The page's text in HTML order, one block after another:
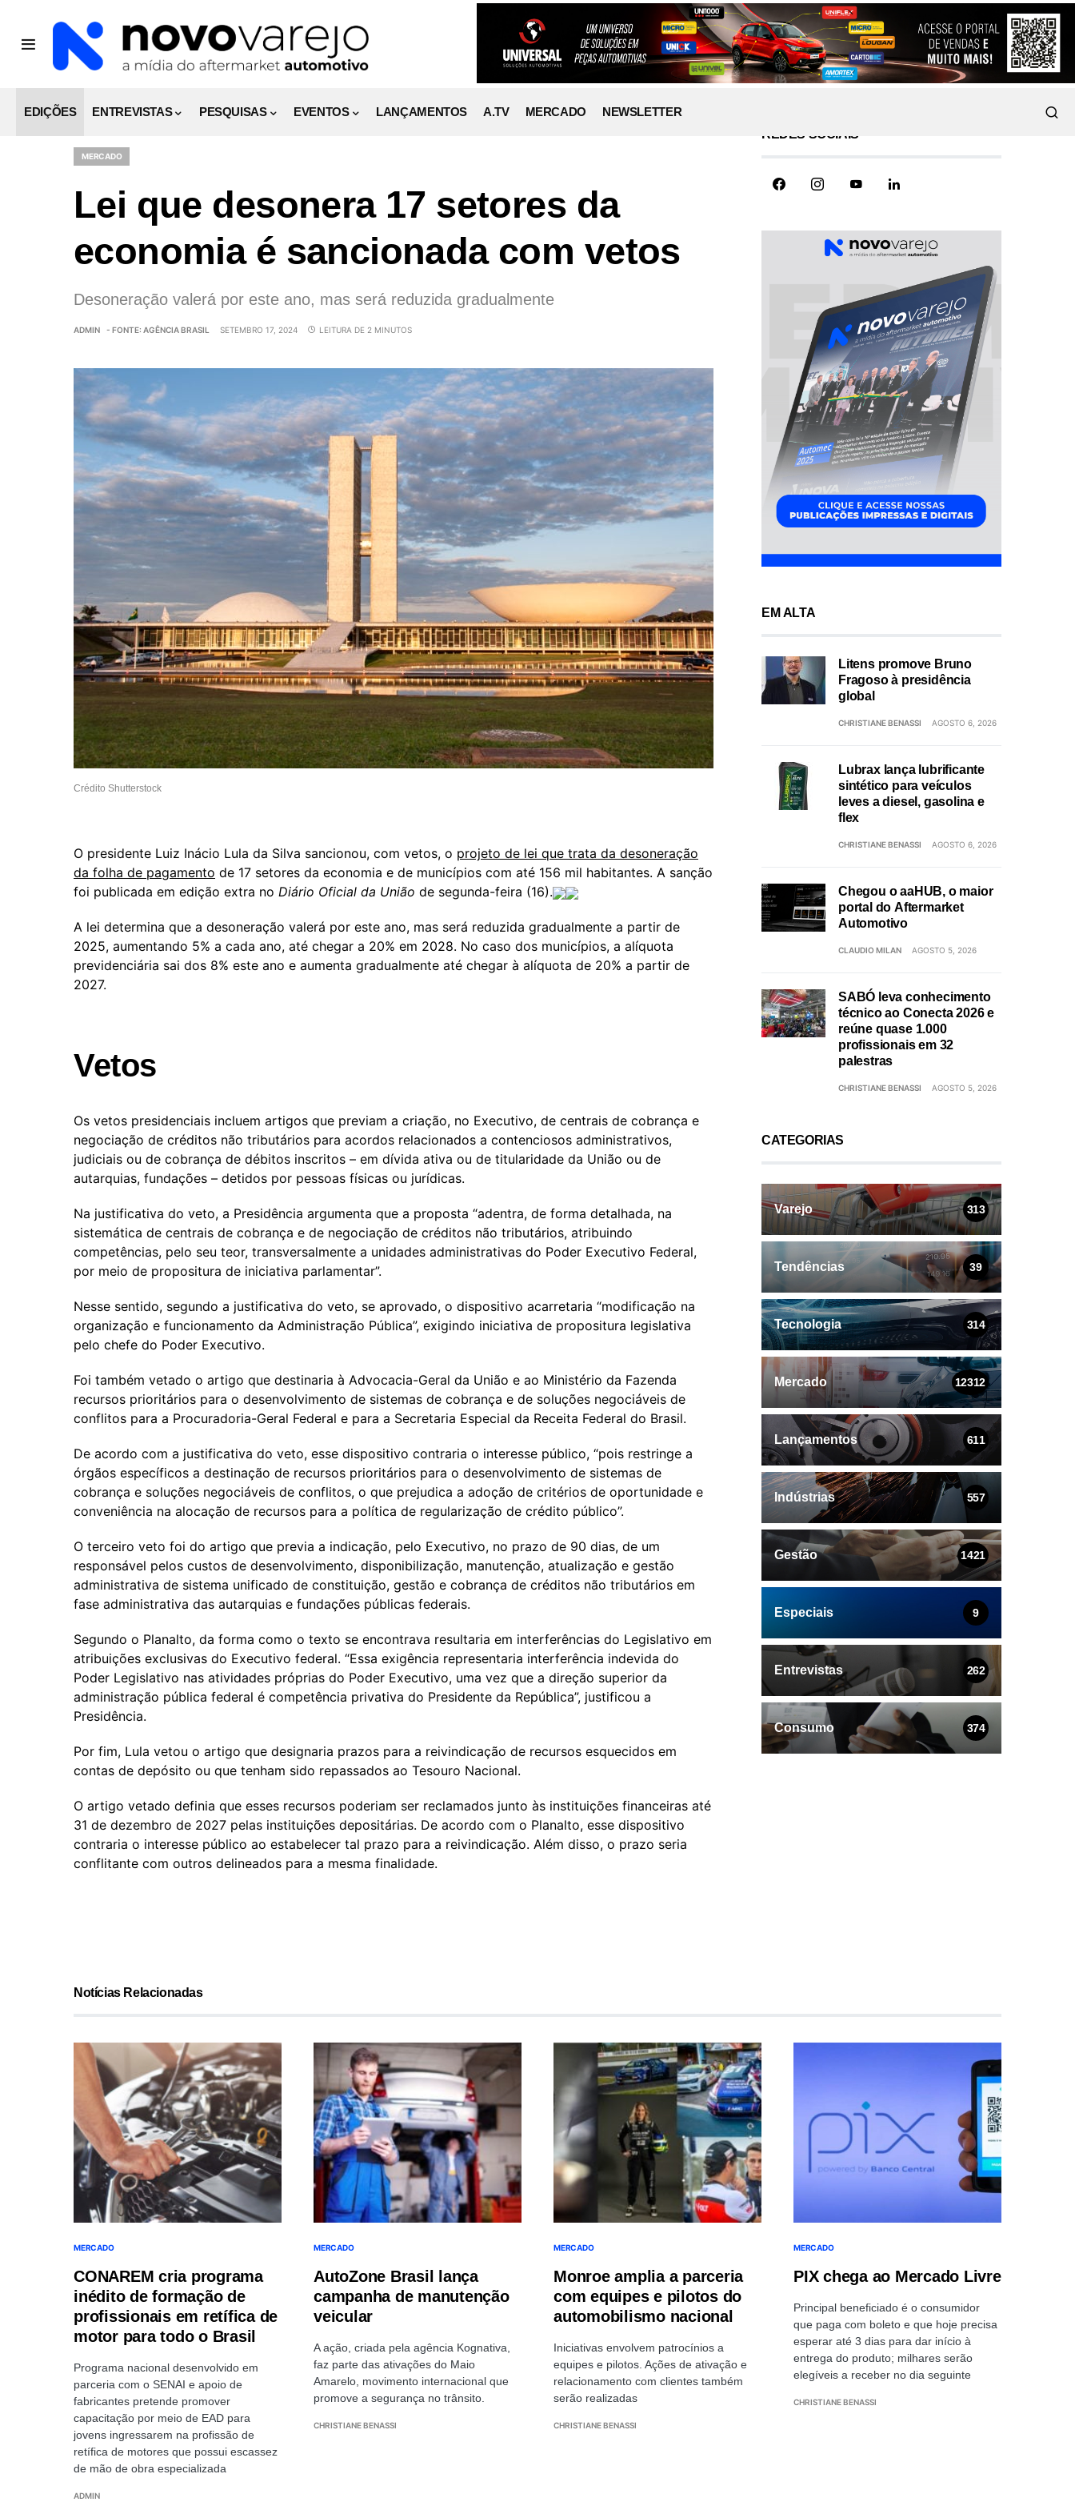
EDIÇÕES ENTREVISTAS PESQUISAS EVENTOS LANÇAMENTOS A.TV MERCADO NEWSLETTER
MERCADO
Lei que desonera 17 setores da
economia é sancionada com vetos
Desoneração valerá por este ano, mas será reduzida gradualmente
ADMIN - FONTE: AGÊNCIA BRASIL SETEMBRO 17, 2024 LEITURA DE 2 MINUTOS
Crédito Shutterstock
O presidente Luiz Inácio Lula da Silva sancionou, com vetos, o projeto de lei que trata da desoneração
da folha de pagamento de 17 setores da economia e de municípios com até 156 mil habitantes. A sanção
foi publicada em edição extra no Diário Oficial da União de segunda-feira (16).
A lei determina que a desoneração valerá por este ano, mas será reduzida gradualmente a partir de
2025, aumentando 5% a cada ano, até chegar a 20% em 2028. No caso dos municípios, a alíquota
previdenciária sai dos 8% este ano e aumenta gradualmente até chegar à alíquota de 20% a partir de
2027.
Vetos
Os vetos presidenciais incluem artigos que previam a criação, no Executivo, de centrais de cobrança e
negociação de créditos não tributários para acordos relacionados a contenciosos administrativos,
judiciais ou de cobrança de débitos inscritos – em dívida ativa ou de titularidade da União ou de
autarquias, fundações – detidos por pessoas físicas ou jurídicas.
Na justificativa do veto, a Presidência argumenta que a proposta “adentra, de forma detalhada, na
sistemática de centrais de cobrança e de negociação de créditos não tributários, atribuindo
competências, pelo seu teor, transversalmente a unidades administrativas do Poder Executivo Federal,
por meio de propositura de iniciativa parlamentar”.
Nesse sentido, segundo a justificativa do veto, se aprovado, o dispositivo acarretaria “modificação na
organização e funcionamento da Administração Pública”, exigindo iniciativa de propositura legislativa
pelo chefe do Poder Executivo.
Foi também vetado o artigo que destinaria à Advocacia-Geral da União e ao Ministério da Fazenda
recursos prioritários para o desenvolvimento de sistemas de cobrança e de soluções negociáveis de
conflitos para a Procuradoria-Geral Federal e para a Secretaria Especial da Receita Federal do Brasil.
De acordo com a justificativa do veto, esse dispositivo contraria o interesse público, “pois restringe a
órgãos específicos a destinação de recursos prioritários para o desenvolvimento de sistemas de
cobrança e soluções negociáveis de conflitos, o que prejudica a adoção de critérios de oportunidade e
conveniência na alocação de recursos para a política de regularização de crédito público”.
O terceiro veto foi do artigo que previa a indicação, pelo Executivo, no prazo de 90 dias, de um
responsável pelos custos de desenvolvimento, disponibilização, manutenção, atualização e gestão
administrativa de sistema unificado de constituição, gestão e cobrança de créditos não tributários em
fase administrativa das autarquias e fundações públicas federais.
Segundo o Planalto, da forma como o texto se encontrava resultaria em interferências do Legislativo em
atribuições exclusivas do Executivo federal. “Essa exigência representaria interferência indevida do
Poder Legislativo nas atividades próprias do Poder Executivo, uma vez que a direção superior da
administração pública federal é competência privativa do Presidente da República”, justificou a
Presidência.
Por fim, Lula vetou o artigo que designaria prazos para a reivindicação de recursos esquecidos em
contas de depósito ou que tenham sido repassados ao Tesouro Nacional.
O artigo vetado definia que esses recursos poderiam ser reclamados junto às instituições financeiras até
31 de dezembro de 2027 pelas instituições depositárias. De acordo com o Planalto, esse dispositivo
contraria o interesse público ao estabelecer tal prazo para a reivindicação. Além disso, o prazo seria
conflitante com outros delineados para a mesma finalidade.
REDES SOCIAIS
EM ALTA
Litens promove Bruno
Fragoso à presidência
global
CHRISTIANE BENASSI AGOSTO 6, 2026
Lubrax lança lubrificante
sintético para veículos
leves a diesel, gasolina e
flex
CHRISTIANE BENASSI AGOSTO 6, 2026
Chegou o aaHUB, o maior
portal do Aftermarket
Automotivo
CLAUDIO MILAN AGOSTO 5, 2026
SABÓ leva conhecimento
técnico ao Conecta 2026 e
reúne quase 1.000
profissionais em 32
palestras
CHRISTIANE BENASSI AGOSTO 5, 2026
CATEGORIAS
Varejo 313
Tendências 39
Tecnologia 314
Mercado 12312
Lançamentos 611
Indústrias 557
Gestão 1421
Especiais 9
Entrevistas 262
Consumo 374
Notícias Relacionadas
MERCADO
CONAREM cria programa
inédito de formação de
profissionais em retífica de
motor para todo o Brasil
Programa nacional desenvolvido em
parceria com o SENAI e apoio de
fabricantes pretende promover
capacitação por meio de EAD para
jovens ingressarem na profissão de
retífica de motores que possui escassez
de mão de obra especializada
ADMIN
MERCADO
AutoZone Brasil lança
campanha de manutenção
veicular
A ação, criada pela agência Kognativa,
faz parte das ativações do Maio
Amarelo, movimento internacional que
promove a segurança no trânsito.
CHRISTIANE BENASSI
MERCADO
Monroe amplia a parceria
com equipes e pilotos do
automobilismo nacional
Iniciativas envolvem patrocínios a
equipes e pilotos. Ações de ativação e
relacionamento com clientes também
serão realizadas
CHRISTIANE BENASSI
MERCADO
PIX chega ao Mercado Livre
Principal beneficiado é o consumidor
que paga com boleto e que hoje precisa
esperar até 3 dias para dar início à
entrega do produto; milhares serão
elegíveis a receber no dia seguinte
CHRISTIANE BENASSI